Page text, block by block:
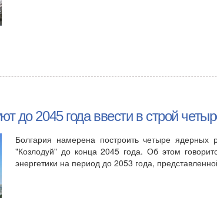
до 2045 года ввести в строй
Болгария намерена построить четыре
"Козлодуй" до конца 2045 года. Об этом
энергетики на период до 2053 года,